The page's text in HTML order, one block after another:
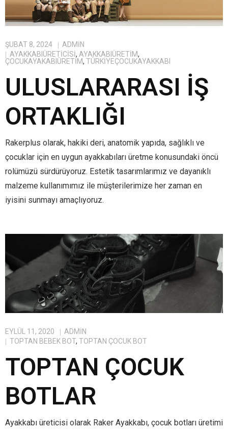
ŞUBAT 8, 2024
ADMIN
AYAKKABIÜRETICISI, AYAKKABIÜRETIM,
ÇOCUKAYAKABIÜRETIM, TÜRKIYEÇOCUKAYAKKABI
ULUSLARARASI İŞ
ORTAKLIĞI
Rakerplus olarak, hakiki deri, anatomik yapıda, sağlıklı ve
çocuklar için en uygun ayakkabıları üretme konusundaki öncü
rolümüzü sürdürüyoruz. Estetik tasarımlarımız ve dayanıklı
malzeme kullanımımız ile müşterilerimize her zaman en
iyisini sunmayı amaçlıyoruz.
EYLÜL 11, 2020
ADMIN
TOPTAN BEBEK BOT, TOPTAN ÇOCUK BOT
TOPTAN ÇOCUK
BOTLAR
Ayakkabı üreticisi olarak Raker Ayakkabı, çocuk botları üretimi